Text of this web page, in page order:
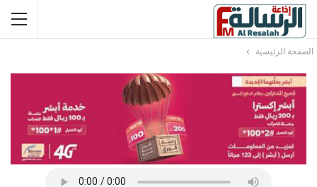
الصفحة الرئيسية